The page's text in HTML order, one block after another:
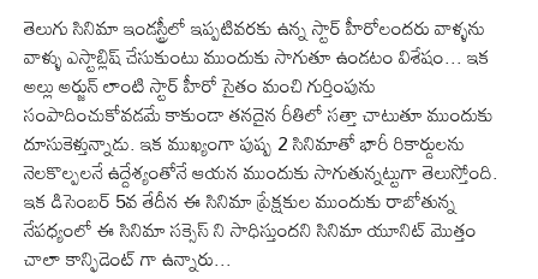
తెలుగు సినిమా ఇండస్ట్రీలో ఇప్పటివరకు ఉన్న స్టార్ హీరోలందరు వాళ్ళను
వాళ్ళు ఎస్టాబ్లిష్ చేసుకుంటు ముందుకు సాగుతూ ఉండటం విశేషం... ఇక
అల్లు అర్జున్ లాంటి స్టార్ హీరో సైతం మంచి గుర్తింపును
సంపాదించుకోవడమే కాకుండా తనదైన రీతిలో సత్తా చాటుతూ ముందుకు
దూసుకెళ్తున్నాడు. ఇక ముఖ్యంగా పుష్ప 2 సినిమాతో భారీ రికార్డులను
నెలకొల్పలనే ఉద్దేశ్యంతోనే ఆయన ముందుకు సాగుతున్నట్టుగా తెలుస్తోంది.
ఇక డిసెంబర్ 5వ తేదీన ఈ సినిమా ప్రేక్షకుల ముందుకు రాబోతున్న
నేపధ్యంలో ఈ సినిమా సక్సెస్ ని సాధిస్తుందని సినిమా యూనిట్ మొత్తం
చాలా కాన్ఫిడెంట్ గా ఉన్నారు...